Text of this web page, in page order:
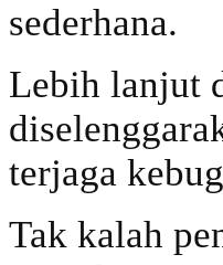
sederhana.
Lebih lanjut
terjaga
Tak kalah